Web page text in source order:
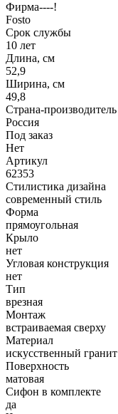
Фирма----!
Fosto
Срок службы
10 лет
Длина, см
52,9
Ширина, см
49,8
Страна-производитель
Россия
Под заказ
Нет
Артикул
62353
Стилистика дизайна
современный стиль
Форма
прямоугольная
Крыло
нет
Угловая конструкция
нет
Тип
врезная
Монтаж
встраиваемая сверху
Материал
искусственный гранит
Поверхность
матовая
Сифон в комплекте
да